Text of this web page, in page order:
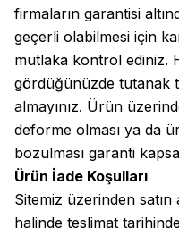
firmaların garantisi
geçerli olabilmesi için
mutlaka kontrol ediniz.
gördüğünüzde tutanak
almayınız. Ürün
deforme olması ya da
bozulması garanti
Ürün İade Koşulları
Sitemiz üzerinden satın
halinde teslimat